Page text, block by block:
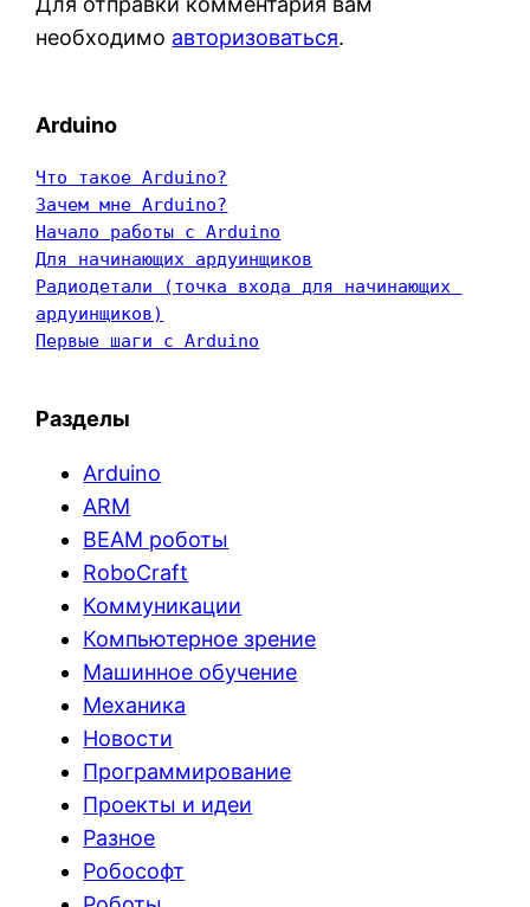
необходимо авторизоваться.
Arduino
Что такое Arduino?
Зачем мне Arduino?
Начало работы с Arduino
Для начинающих ардуинщиков
Радиодетали (точка входа для начинающих
ардуинщиков)
Первые шаги с Arduino
Разделы
Arduino
ARM
BEAM роботы
RoboCraft
Коммуникации
Компьютерное зрение
Машинное обучение
Механика
Новости
Программирование
Проекты и идеи
Разное
Робософт